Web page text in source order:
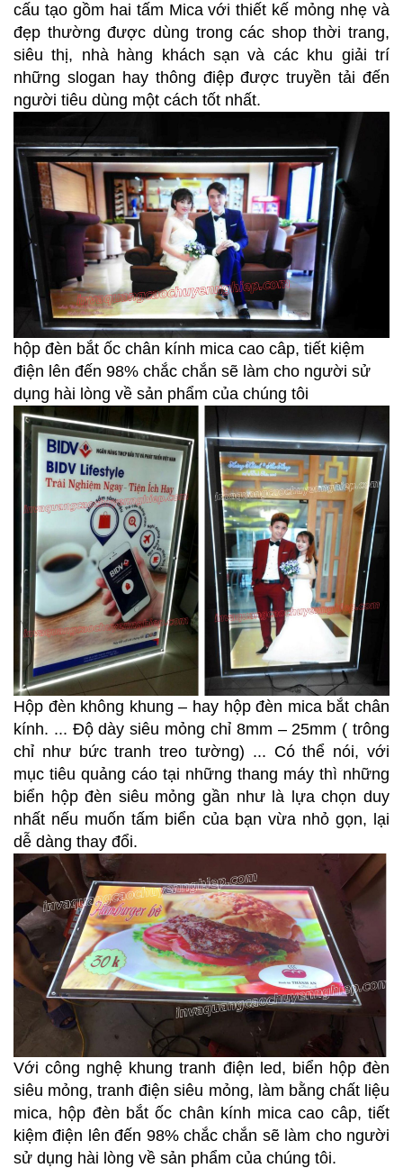
cấu tạo gồm hai tấm Mica với thiết kế mỏng nhẹ và
đẹp thường được dùng trong các shop thời trang,
siêu thị, nhà hàng khách sạn và các khu giải trí
những slogan hay thông điệp được truyền tải đến
người tiêu dùng một cách tốt nhất.
hộp đèn bắt ốc chân kính mica cao câp, tiết kiệm
điện lên đến 98% chắc chắn sẽ làm cho người sử
dụng hài lòng về sản phẩm của chúng tôi
Hộp đèn không khung – hay hộp đèn mica bắt chân
kính. ... Độ dày siêu mỏng chỉ 8mm – 25mm ( trông
chỉ như bức tranh treo tường) ... Có thể nói, với
mục tiêu quảng cáo tại những thang máy thì những
biển hộp đèn siêu mỏng gần như là lựa chọn duy
nhất nếu muốn tấm biển của bạn vừa nhỏ gọn, lại
dễ dàng thay đổi.
Với công nghệ khung tranh điện led, biển hộp đèn
siêu mỏng, tranh điện siêu mỏng, làm bằng chất liệu
mica, hộp đèn bắt ốc chân kính mica cao câp, tiết
kiệm điện lên đến 98% chắc chắn sẽ làm cho người
sử dụng hài lòng về sản phẩm của chúng tôi.